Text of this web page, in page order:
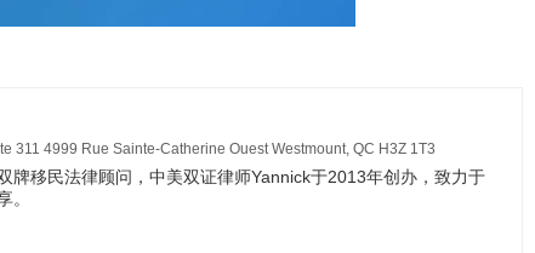
311 4999 Rue Sainte-Catherine Ouest Westmount, QC H3Z 1T3
牌移民法律顾问，中美双证律师Yannick于2013年创办，致力于
。